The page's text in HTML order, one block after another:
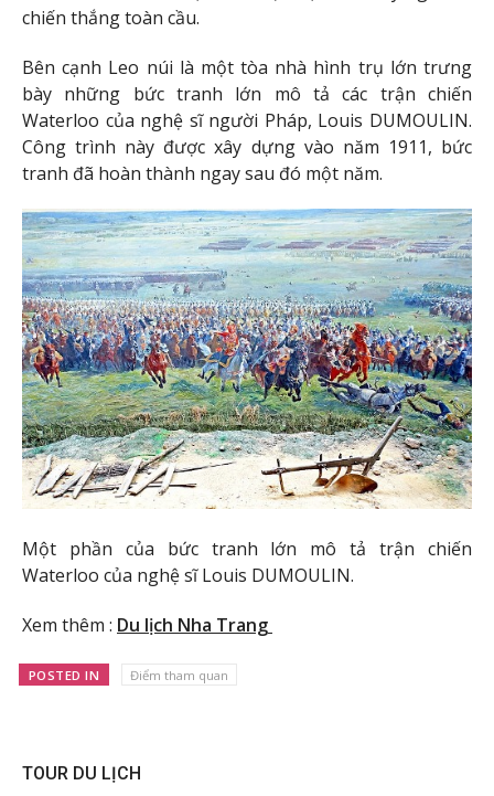
chiến thắng toàn cầu.
Bên cạnh Leo núi là một tòa nhà hình trụ lớn trưng
bày những bức tranh lớn mô tả các trận chiến
Waterloo của nghệ sĩ người Pháp, Louis DUMOULIN.
Công trình này được xây dựng vào năm 1911, bức
tranh đã hoàn thành ngay sau đó một năm.
Một phần của bức tranh lớn mô tả trận chiến
Waterloo của nghệ sĩ Louis DUMOULIN.
Xem thêm : Du lịch Nha Trang
POSTED IN Điểm tham quan
TOUR DU LỊCH